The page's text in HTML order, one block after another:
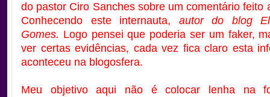
do pastor Ciro Sanches sobre um comentário feito
Conhecendo este internauta, autor do blog
Gomes. Logo pensei que poderia ser um faker,
ver certas evidências, cada vez fica claro esta
aconteceu na blogosfera.
Meu objetivo aqui não é colocar lenha na